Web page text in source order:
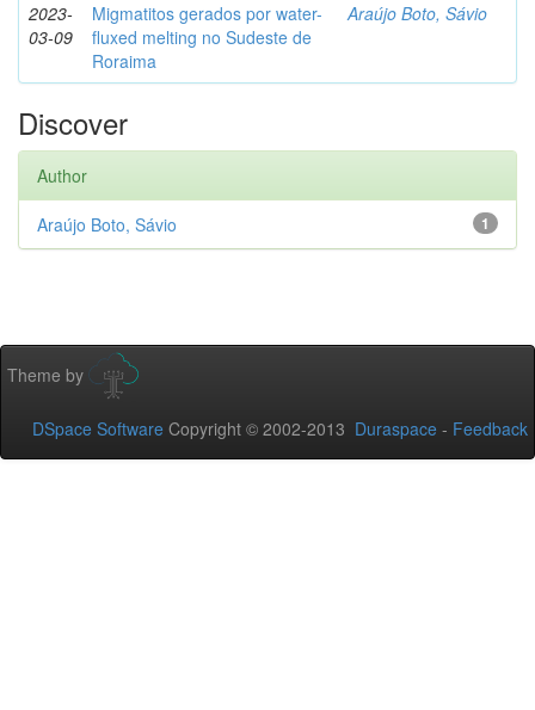
2023-
03-09
Migmatitos gerados por water-
fluxed melting no Sudeste de
Roraima
Araújo Boto, Sávio
Discover
Author
1
Araújo Boto, Sávio
Theme by
DSpace Software Copyright © 2002-2013 Duraspace - Feedback